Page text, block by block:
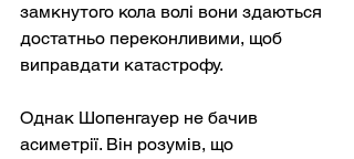
замкнутого кола волі вони здаються
достатньо переконливими, щоб
виправдати катастрофу.
Однак Шопенгауер не бачив
асиметрії. Він розумів, що